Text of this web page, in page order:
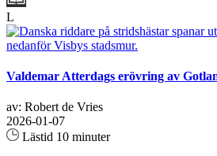
L
Valdemar Atterdags erövring av
av: Robert de Vries
2026-01-07
Lästid 10 minuter